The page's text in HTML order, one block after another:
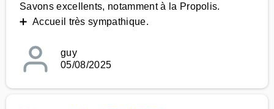
Savons excellents, notamment à la Propolis.
➕ Accueil très sympathique.
guy
05/08/2025